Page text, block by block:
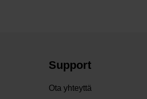
Support
Ota yhteyttä